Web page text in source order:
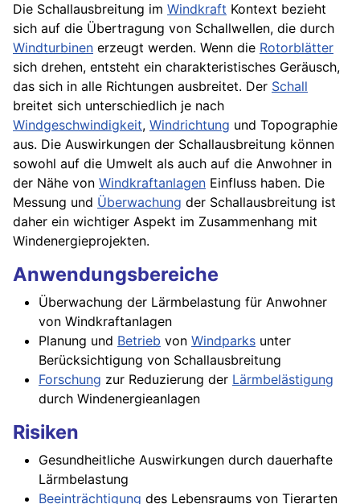
Die Schallausbreitung im Windkraft Kontext bezieht
sich auf die Übertragung von Schallwellen, die durch
Windturbinen erzeugt werden. Wenn die Rotorblätter
sich drehen, entsteht ein charakteristisches Geräusch,
das sich in alle Richtungen ausbreitet. Der Schall
breitet sich unterschiedlich je nach
Windgeschwindigkeit, Windrichtung und Topographie
aus. Die Auswirkungen der Schallausbreitung können
sowohl auf die Umwelt als auch auf die Anwohner in
der Nähe von Windkraftanlagen Einfluss haben. Die
Messung und Überwachung der Schallausbreitung ist
daher ein wichtiger Aspekt im Zusammenhang mit
Windenergieprojekten.
Anwendungsbereiche
Überwachung der Lärmbelastung für Anwohner
von Windkraftanlagen
Planung und Betrieb von Windparks unter
Berücksichtigung von Schallausbreitung
Forschung zur Reduzierung der Lärmbelästigung
durch Windenergieanlagen
Risiken
Gesundheitliche Auswirkungen durch dauerhafte
Lärmbelastung
Beeinträchtigung des Lebensraums von Tierarten